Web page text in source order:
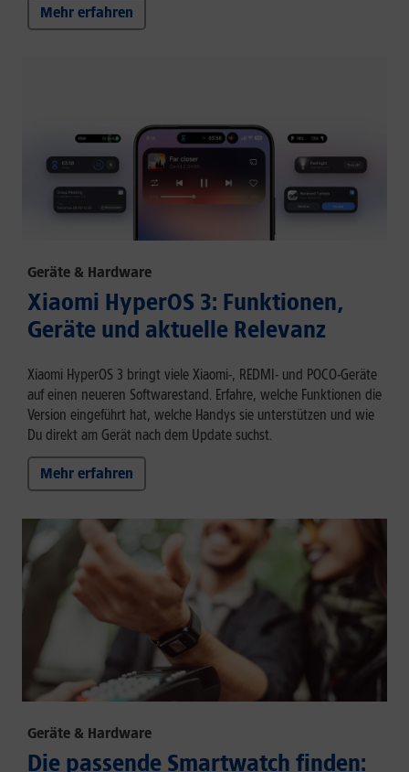
Mehr erfahren
Geräte & Hardware
Xiaomi HyperOS 3: Funktionen,
Geräte und aktuelle Relevanz
Xiaomi HyperOS 3 bringt viele Xiaomi-, REDMI- und POCO-Geräte
auf einen neueren Softwarestand. Erfahre, welche Funktionen die
Version eingeführt hat, welche Handys sie unterstützen und wie
Du direkt am Gerät nach dem Update suchst.
Mehr erfahren
Geräte & Hardware
Die passende Smartwatch finden: